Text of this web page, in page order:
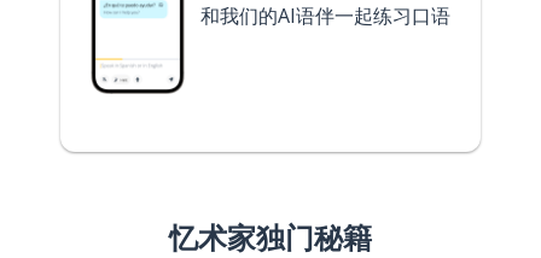
和我们的AI语伴一起练习口语
忆术家独门秘籍